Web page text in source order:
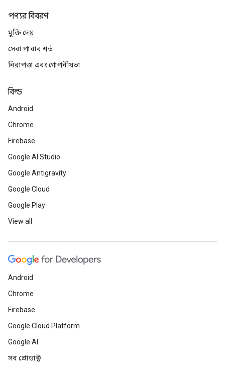
পণ্যর বিবরণ
মুক্তি দেয়
সেবা পাবার শর্ত
নিরাপত্তা এবং গোপনীয়তা
বিল্ড
Android
Chrome
Firebase
Google AI Studio
Google Antigravity
Google Cloud
Google Play
View all
Android
Chrome
Firebase
Google Cloud Platform
Google AI
সব প্রোডাক্ট